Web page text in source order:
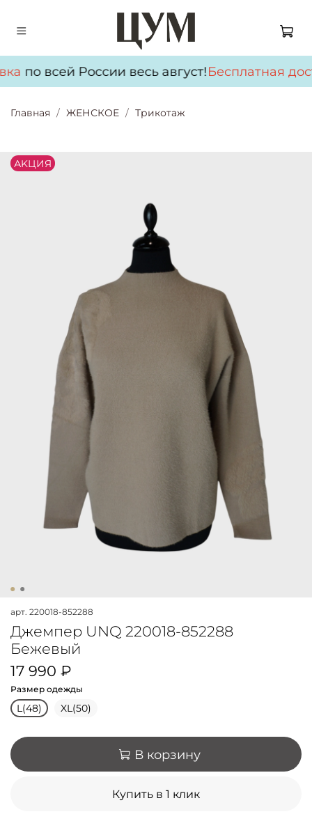
по всей России весь август!Бесплатная
Главная ЖЕНСКОЕ Трикотаж
АKЦИЯ
арт. 220018-852288
Джемпер UNQ 220018-852288
Бежевый
17 990 ₽
Размер одежды
L(48) XL(50)
В корзину
Купить в 1 клик